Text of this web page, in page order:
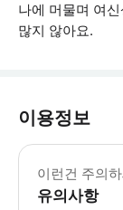
나에 머물며 여
많지 않아요.
이용정보
이런건 주의
유의사항